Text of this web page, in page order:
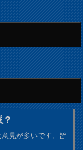
見が多いです。皆